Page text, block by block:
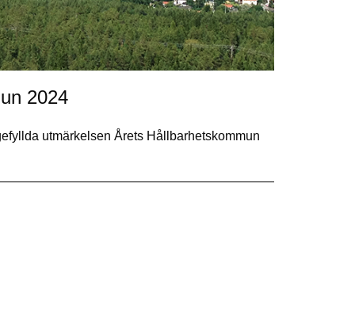
2024
utmärkelsen Årets Hållbarhetskommun